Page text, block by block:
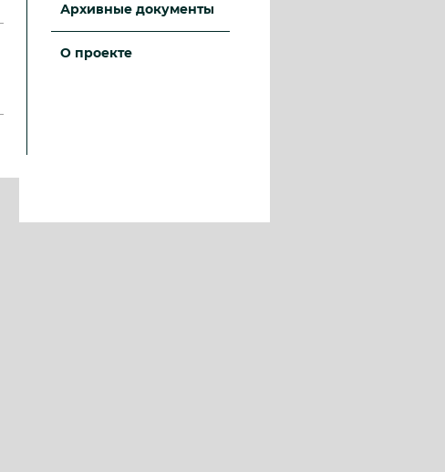
Архивные документы
О проекте